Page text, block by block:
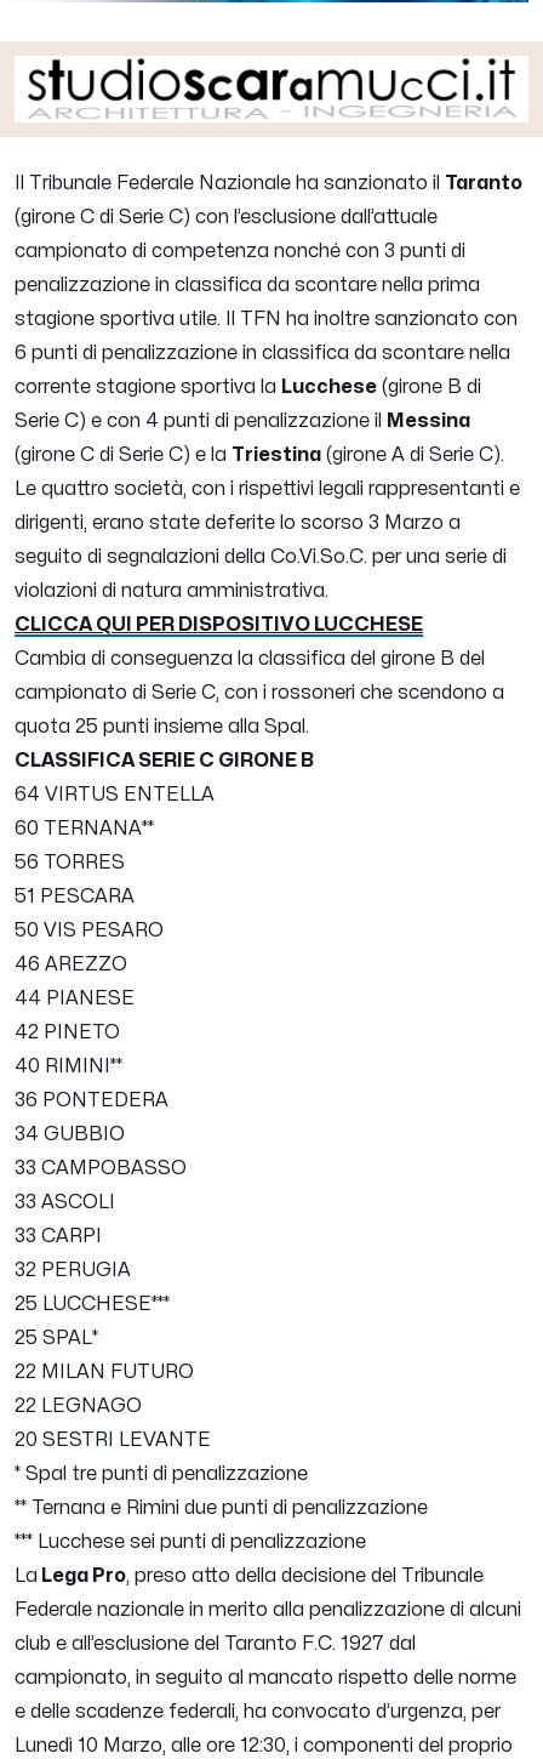
Il Tribunale Federale Nazionale ha sanzionato il Taranto
(girone C di Serie C) con l’esclusione dall’attuale
campionato di competenza nonché con 3 punti di
penalizzazione in classifica da scontare nella prima
stagione sportiva utile. Il TFN ha inoltre sanzionato con
6 punti di penalizzazione in classifica da scontare nella
corrente stagione sportiva la Lucchese (girone B di
Serie C) e con 4 punti di penalizzazione il
Messina
(girone C di Serie C) e la Triestina (girone A di Serie C).
Le quattro società, con i rispettivi legali rappresentanti e
dirigenti, erano state deferite lo scorso 3 Marzo a
seguito di segnalazioni della Co.Vi.So.C. per una serie di
violazioni di natura amministrativa.
CLICCA QUI PER DISPOSITIVO LUCCHESE
Cambia di conseguenza la classifica del girone B del
campionato di Serie C, con i rossoneri che scendono a
quota 25 punti insieme alla Spal.
CLASSIFICA SERIE C GIRONE B
64 VIRTUS ENTELLA
60 TERNANA**
56 TORRES
51 PESCARA
50 VIS PESARO
46 AREZZO
44 PIANESE
42 PINETO
40 RIMINI**
36 PONTEDERA
34 GUBBIO
33 CAMPOBASSO
33 ASCOLI
33 CARPI
32 PERUGIA
25 LUCCHESE***
25 SPAL*
22 MILAN FUTURO
22 LEGNAGO
20 SESTRI LEVANTE
* Spal tre punti di penalizzazione
** Ternana e Rimini due punti di penalizzazione
*** Lucchese sei punti di penalizzazione
La Lega Pro, preso atto della decisione del Tribunale
Federale nazionale in merito alla penalizzazione di alcuni
club e all’esclusione del Taranto F.C. 1927 dal
campionato, in seguito al mancato rispetto delle norme
e delle scadenze federali, ha convocato d’urgenza, per
Lunedì 10 Marzo, alle ore 12:30, i componenti del proprio